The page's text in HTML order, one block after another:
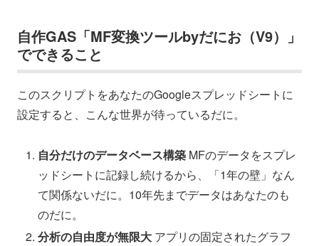
自作GAS「MF変換ツールbyだにお（V9）」
でできること
このスクリプトをあなたのGoogleスプレッドシートに
設定すると、こんな世界が待っているだに。
自分だけのデータベース構築 MFのデータをスプレ
ッドシートに記録し続けるから、「1年の壁」なん
て関係ないだに。10年先までデータはあなたのも
のだに。
分析の自由度が無限大 アプリの固定されたグラフ